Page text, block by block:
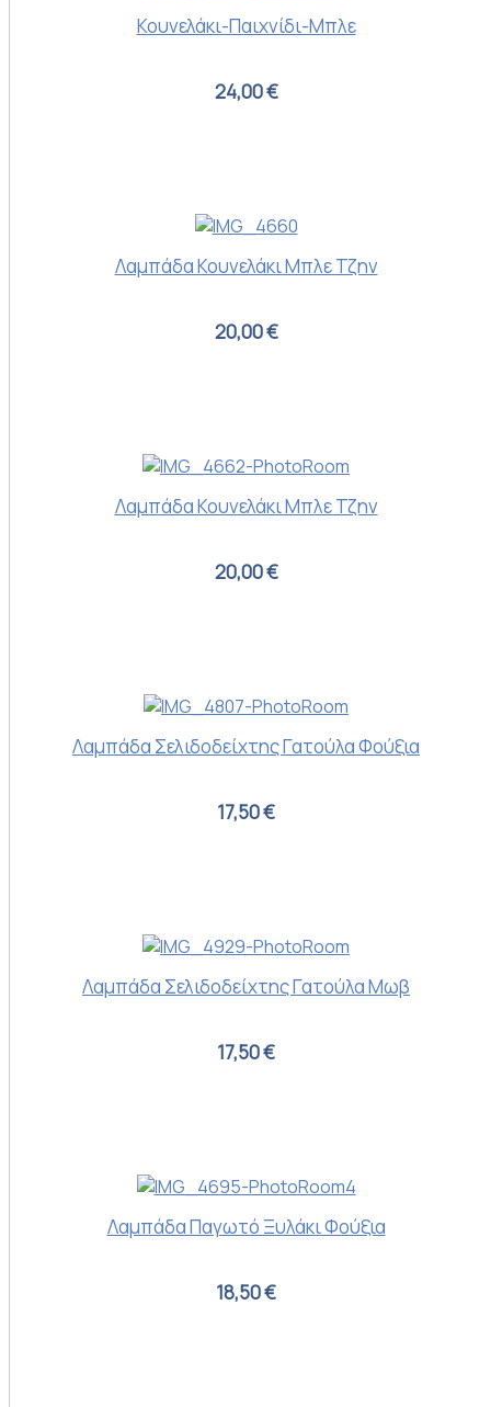
Κουνελάκι-Παιχνίδι-Μπλε
24,00 €
Λαμπάδα Κουνελάκι Μπλε Τζην
20,00 €
Λαμπάδα Κουνελάκι Μπλε Τζην
20,00 €
Λαμπάδα Σελιδοδείχτης Γατούλα Φούξια
17,50 €
Λαμπάδα Σελιδοδείχτης Γατούλα Μωβ
17,50 €
Λαμπάδα Παγωτό Ξυλάκι Φούξια
18,50 €